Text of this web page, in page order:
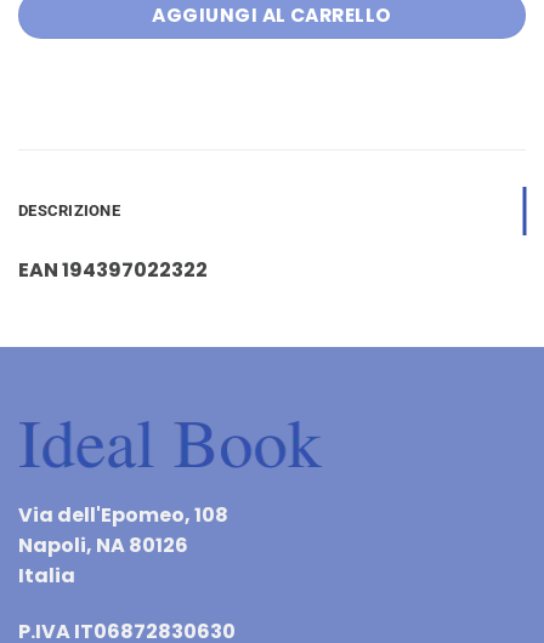
AGGIUNGI AL CARRELLO
DESCRIZIONE
EAN 194397022322
Via dell'Epomeo, 108
Napoli, NA 80126
Italia
P.IVA IT06872830630